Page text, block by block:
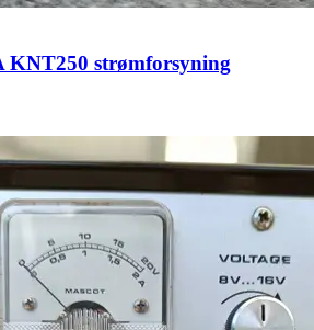
KNT250 strømforsyning